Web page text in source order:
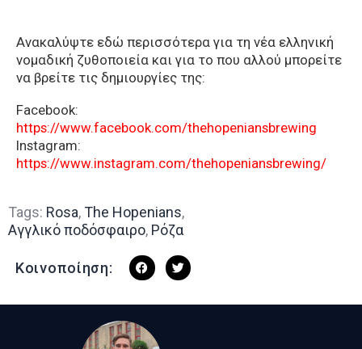
Ανακαλύψτε εδώ περισσότερα για τη νέα ελληνική
νομαδική ζυθοποιεία και για το που αλλού μπορείτε
να βρείτε τις δημιουργίες της:
Facebook:
https://www.facebook.com/thehopeniansbrewing
Instagram:
https://www.instagram.com/thehopeniansbrewing/
Tags: Rosa,The Hopenians,
Αγγλικό ποδόσφαιρο, Ρόζα
Κοινοποίηση: